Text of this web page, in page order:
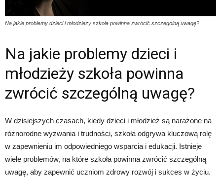
Na jakie problemy dzieci i młodzieży szkoła powinna zwrócić szczególną uwagę?
Na jakie problemy dzieci i
młodzieży szkoła powinna
zwrócić szczególną uwagę?
W dzisiejszych czasach, kiedy dzieci i młodzież są narażone na
różnorodne wyzwania i trudności, szkoła odgrywa kluczową rolę
w zapewnieniu im odpowiedniego wsparcia i edukacji. Istnieje
wiele problemów, na które szkoła powinna zwrócić szczególną
uwagę, aby zapewnić uczniom zdrowy rozwój i sukces w życiu.